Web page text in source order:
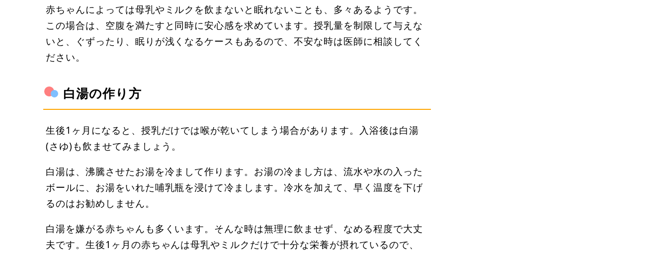
赤ちゃんによっては母乳やミルクを飲まないと眠れないことも、多々あるようです。
この場合は、空腹を満たすと同時に安心感を求めています。授乳量を制限して与えな
いと、ぐずったり、眠りが浅くなるケースもあるので、不安な時は医師に相談してく
ださい。
白湯の作り方
生後1ヶ月になると、授乳だけでは喉が乾いてしまう場合があります。入浴後は白湯
(さゆ)も飲ませてみましょう。
白湯は、沸騰させたお湯を冷まして作ります。お湯の冷まし方は、流水や水の入った
ボールに、お湯をいれた哺乳瓶を浸けて冷まします。冷水を加えて、早く温度を下げ
るのはお勧めしません。
白湯を嫌がる赤ちゃんも多くいます。そんな時は無理に飲ませず、なめる程度で大丈
夫です。生後1ヶ月の赤ちゃんは母乳やミルクだけで十分な栄養が摂れているので、